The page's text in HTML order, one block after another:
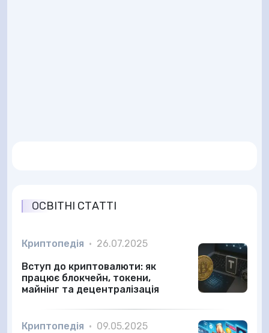
ОСВІТНІ СТАТТІ
Криптопедія • 26.07.2025
Вступ до криптовалюти: як
працює блокчейн, токени,
майнінг та децентралізація
Криптопедія • 09.05.2025